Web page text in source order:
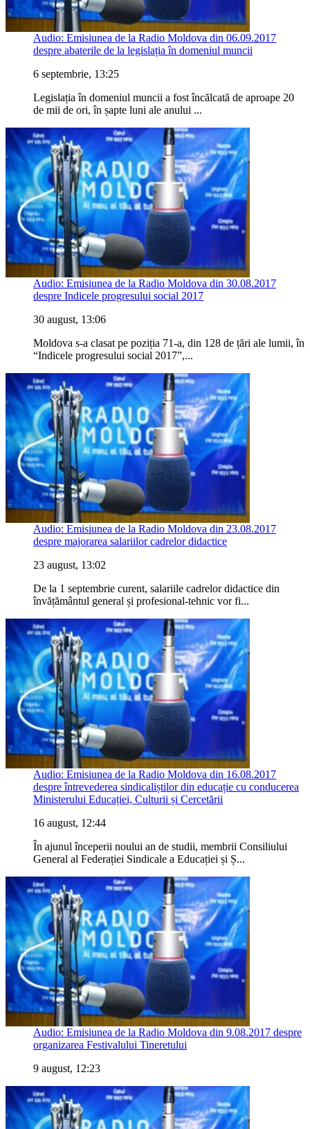
Audio: Emisiunea de la Radio Moldova din 06.09.2017
despre abaterile de la legislația în domeniul muncii
6 septembrie, 13:25
Legislația în domeniul muncii a fost încălcată de aproape 20
de mii de ori, în șapte luni ale anului ...
Audio: Emisiunea de la Radio Moldova din 30.08.2017
despre Indicele progresului social 2017
30 august, 13:06
Moldova s-a clasat pe poziția 71-a, din 128 de țări ale lumii, în
“Indicele progresului social 2017”,...
Audio: Emisiunea de la Radio Moldova din 23.08.2017
despre majorarea salariilor cadrelor didactice
23 august, 13:02
De la 1 septembrie curent, salariile cadrelor didactice din
învățământul general și profesional-tehnic vor fi...
Audio: Emisiunea de la Radio Moldova din 16.08.2017
despre întrevederea sindicaliștilor din educație cu conducerea
Ministerului Educației, Culturii și Cercetării
16 august, 12:44
În ajunul începerii noului an de studii, membrii Consiliului
General al Federației Sindicale a Educației și Ș...
Audio: Emisiunea de la Radio Moldova din 9.08.2017 despre
organizarea Festivalului Tineretului
9 august, 12:23